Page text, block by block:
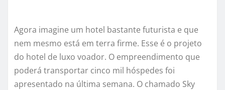
Agora imagine um hotel bastante futurista e que
nem mesmo está em terra firme. Esse é o projeto
do hotel de luxo voador. O empreendimento que
poderá transportar cinco mil hóspedes foi
apresentado na última semana. O chamado Sky